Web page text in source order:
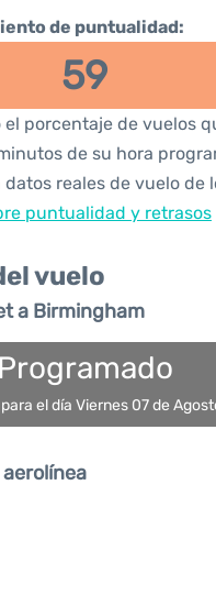
de puntualidad:
59
el porcentaje de vuelos
de su hora
reales de vuelo de
puntualidad y retrasos
vuelo
a Birmingham
Programado
el día Viernes 07 de